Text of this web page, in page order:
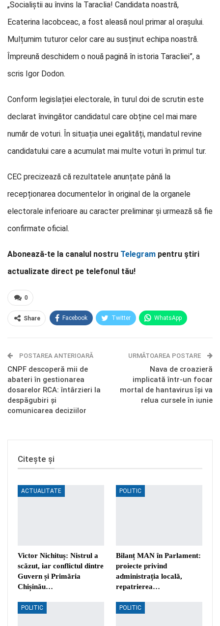
„Socialiștii au învins la Taraclia! Candidata noastră,
Ecaterina Iacobceac, a fost aleasă noul primar al orașului.
Mulțumim tuturor celor care au susținut echipa noastră.
Împreună deschidem o nouă pagină în istoria Taracliei”, a
scris Igor Dodon.
Conform legislației electorale, în turul doi de scrutin este
declarat învingător candidatul care obține cel mai mare
număr de voturi. În situația unei egalități, mandatul revine
candidatului care a acumulat mai multe voturi în primul tur.
CEC precizează că rezultatele anunțate până la
recepționarea documentelor în original de la organele
electorale inferioare au caracter preliminar și urmează să fie
confirmate oficial.
Abonează-te la canalul nostru Telegram pentru știri
actualizate direct pe telefonul tău!
0
Share Facebook Twitter WhatsApp
Telegram OK.ru
POSTAREA ANTERIOARĂ
CNPF descoperă mii de
abateri în gestionarea
dosarelor RCA: întârzieri la
despăgubiri și
comunicarea deciziilor
URMĂTOAREA POSTARE
Nava de croazieră
implicată într-un focar
mortal de hantavirus își va
relua cursele în iunie
Citește și
ACTUALITATE
Victor Nichituș: Nistrul a
scăzut, iar conflictul dintre
Guvern și Primăria
Chișinău…
POLITIC
Bilanț MAN în Parlament:
proiecte privind
administrația locală,
repatrierea…
POLITIC POLITIC